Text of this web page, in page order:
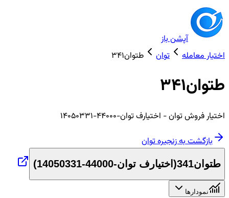
آپشن باز
اختیار معامله
توان طتوان341
طتوان341
اختیارفروشتوان- اختیارف توان-44000-14050331
بازگشت به زنجیرهتوان
طتوان341 ( اختیارف توان-44000-14050331 )
نمودارها